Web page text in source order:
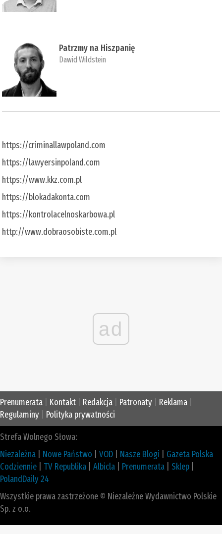
Patrzmy na Hiszpanię
Dawid Wildstein
https://criminallawpoland.com
https://lawyersinpoland.com
https://www.kkz.com.pl
https://blokadakonta.com
https://kontrolacelnoskarbowa.pl
http://www.dobraosobiste.com.pl
ad
Prenumerata Kontakt Redakcja Patronaty Reklama
Regulaminy
Polityka prywatności
Strefa Wolnego Słowa:
Niezależna
Nowe Państwo VOD Nasze Blogi
Gazeta Polska
Codziennie
TV Republika Albicla Prenumerata Sklep
PolandDaily 24
Wszystkie prawa zastrzeżone © Niezależne Wydawnictwo Polskie
Sp. z o.o.